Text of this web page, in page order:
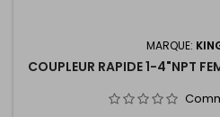
MARQUE:
COUPLEUR RAPIDE 1-4"NPT